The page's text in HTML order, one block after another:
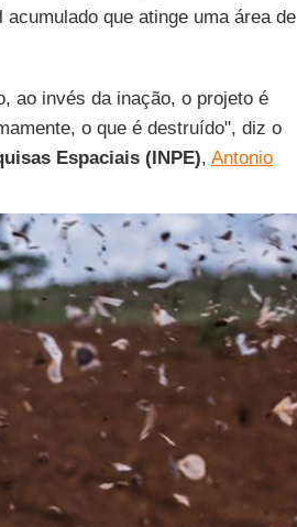
que atinge uma área de
ao invés da inação, o projeto é
o que é destruído", diz o
Espaciais (INPE), Antonio